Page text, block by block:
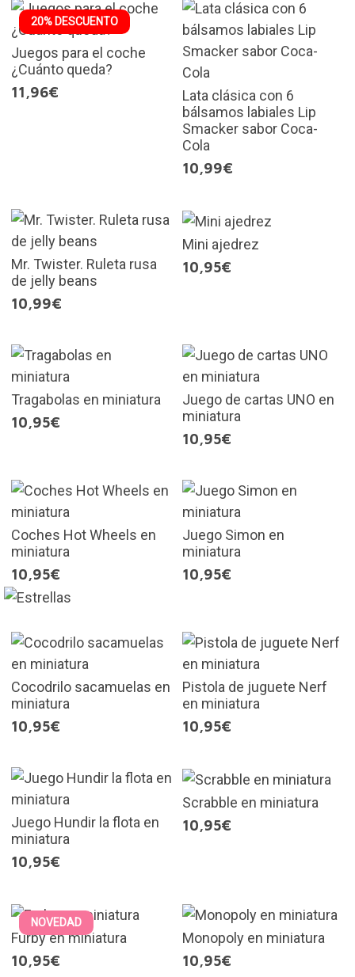
20% DESCUENTO
Juegos para el coche
¿Cuánto queda?
11,96€
Lata clásica con 6
bálsamos labiales Lip
Smacker sabor Coca-
Cola
10,99€
Mr. Twister. Ruleta rusa
de jelly beans
10,99€
Mini ajedrez
10,95€
Tragabolas en miniatura
10,95€
Juego de cartas UNO en
miniatura
10,95€
Coches Hot Wheels en
miniatura
10,95€
Juego Simon en
miniatura
10,95€
Cocodrilo sacamuelas en
miniatura
10,95€
Pistola de juguete Nerf
en miniatura
10,95€
Juego Hundir la flota en
miniatura
10,95€
Scrabble en miniatura
10,95€
NOVEDAD
Furby en miniatura
10,95€
Monopoly en miniatura
10,95€